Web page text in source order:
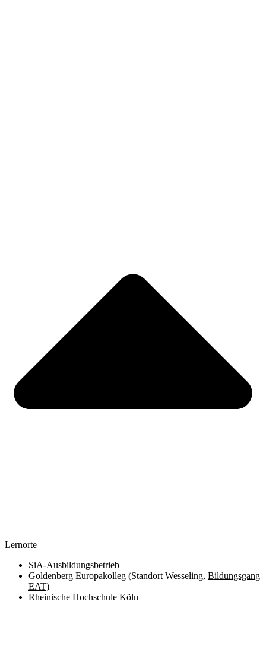
Lernorte
SiA-Ausbildungsbetrieb
Goldenberg Europakolleg (Standort Wesseling, Bildungsgang
EAT)
Rheinische Hochschule Köln